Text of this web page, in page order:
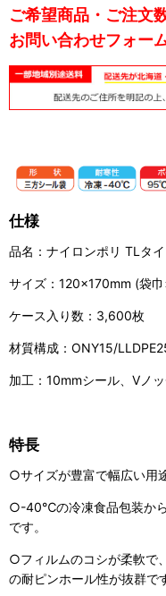
ご希望商品・ご注文
お問い合わせフォー
仕様
品名：ナイロンポリ TLタ
サイズ：120×170mm (袋
ケース入り数：3,600枚
材質構成：ONY15/
加工：10mmシール、Vノ
特長
○サイズが豊富で幅広い用
○-40℃の冷凍食品包装か
です。
○フィルムのコシが柔軟で
の耐ピンホール性が抜群で